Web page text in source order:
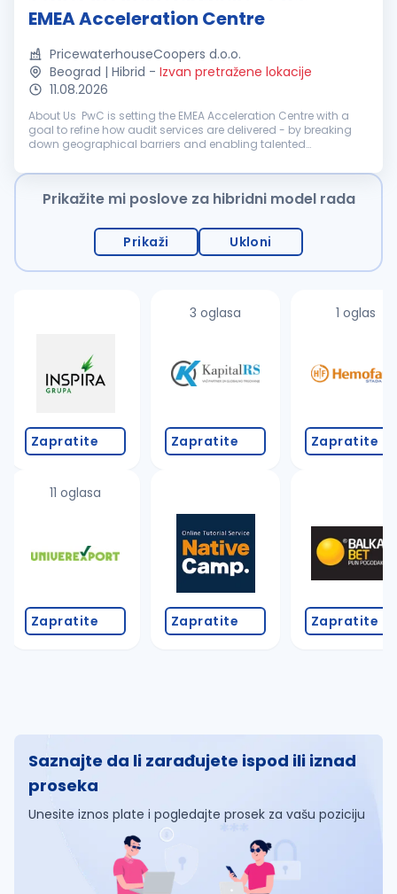
EMEA Acceleration Centre
PricewaterhouseCoopers d.o.o.
Beograd | Hibrid - Izvan pretražene lokacije
11.08.2026
About Us PwC is setting the EMEA Acceleration Centre with a
goal to refine how audit services are delivered - by breaking
down geographical barriers and enabling talented
audit engagements wi...
Prikažite mi poslove za hibridni model rada
Prikaži Ukloni
Zapratite
11 oglasa
Zapratite
3 oglasa
Zapratite
Zapratite
1 oglas
Zapratite
Zapratite
Saznajte da li zarađujete ispod ili iznad
proseka
Unesite iznos plate i pogledajte prosek za vašu poziciju